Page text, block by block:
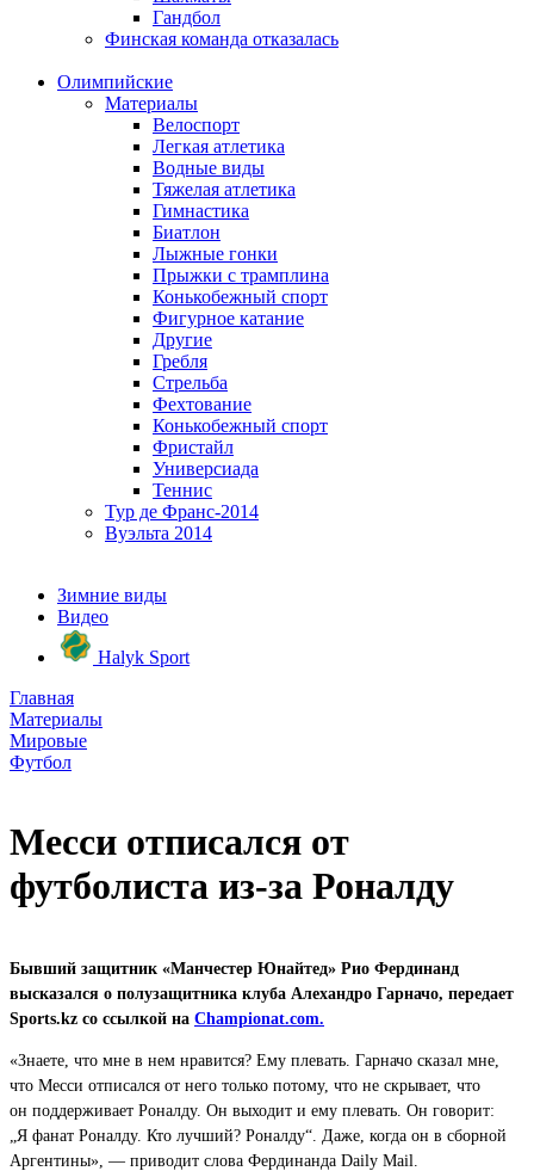
Гандбол
Финская команда отказалась
Олимпийские
Материалы
Велоспорт
Легкая атлетика
Водные виды
Тяжелая атлетика
Гимнастика
Биатлон
Лыжные гонки
Прыжки с трамплина
Конькобежный спорт
Фигурное катание
Другие
Гребля
Стрельба
Фехтование
Конькобежный спорт
Фристайл
Универсиада
Теннис
Тур де Франс-2014
Вуэльта 2014
Зимние виды
Видео
Halyk Sport
Главная
Материалы
Мировые
Футбол
Месси отписался от
футболиста из-за Роналду
Бывший защитник «Манчестер Юнайтед» Рио Фердинанд
высказался о полузащитника клуба Алехандро Гарначо, передает
Sports.kz со ссылкой на Championat.com.
«Знаете, что мне в нем нравится? Ему плевать. Гарначо сказал мне,
что Месси отписался от него только потому, что не скрывает, что
он поддерживает Роналду. Он выходит и ему плевать. Он говорит:
„Я фанат Роналду. Кто лучший? Роналду“. Даже, когда он в сборной
Аргентины», — приводит слова Фердинанда Daily Mail.